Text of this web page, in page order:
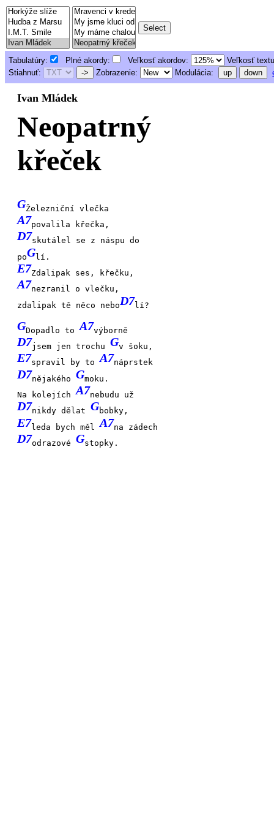
Tabulatúry: Plné akordy: Veľkosť akordov:
Veľkosť
Stiahnuť:
-> Zobrazenie: Modulácia: up down
Ivan Mládek
Neopatrný
křeček
GŽelezniční vlečka
A7povalila křečka,
D7skutálel se z náspu do
poGlí.
E7Zdalipak ses, křečku,
A7nezranil o vlečku,
zdalipak tě něco neboD7lí?
GDopadlo toA7výborně
D7jsem jen trochuGv šoku,
E7spravil by toA7náprstek
D7nějakéhoGmoku.
Na kolejíchA7nebudu už
D7nikdy dělat Gbobky,
E7leda bych mělA7na zádech
D7odrazovéGstopky.